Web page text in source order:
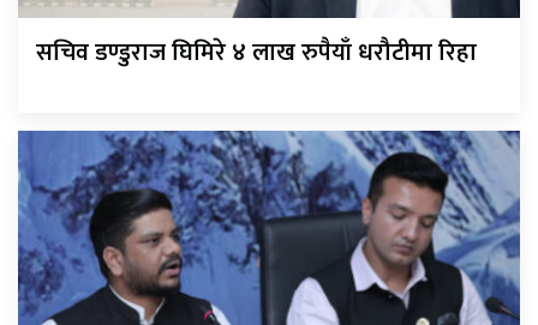
सचिव डण्डुराज घिमिरे ४ लाख रुपैयाँ धरौटीमा रिहा